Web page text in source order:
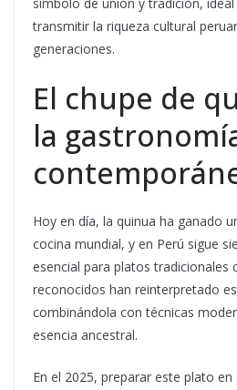
transmitir la riqueza cultural
generaciones.
El chupe de
la
Hoy en día, la quinua ha ganado
cocina mundial, y en Perú sigue
esencial para platos tradicionales
reconocidos han reinterpretado
combinándola con técnicas
esencia ancestral.
En el 2025, preparar este plato